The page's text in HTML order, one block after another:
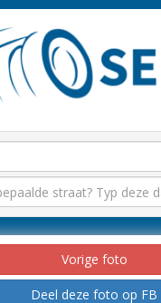
Vorige foto
Deel deze foto op FB